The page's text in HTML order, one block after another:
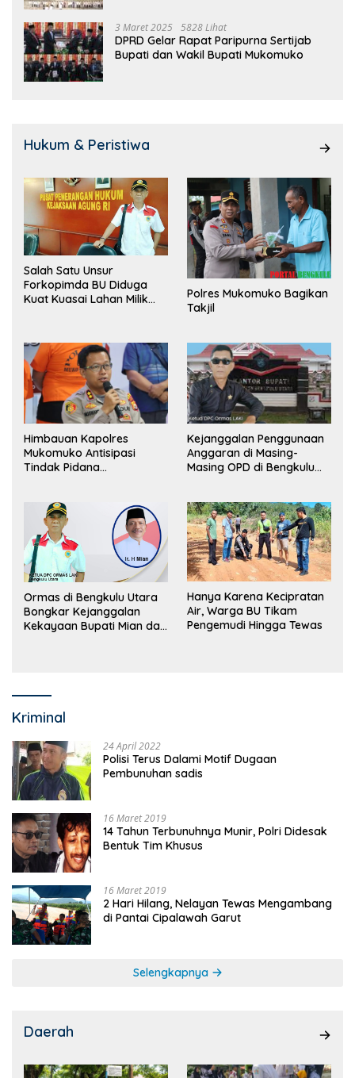
3 Maret 2025 5828 Lihat
DPRD Gelar Rapat Paripurna Sertijab
Bupati dan Wakil Bupati Mukomuko
Hukum & Peristiwa
Salah Satu Unsur
Forkopimda BU Diduga
Kuat Kuasai Lahan Milik
Polres Mukomuko Bagikan
Takjil
Himbauan Kapolres
Mukomuko Antisipasi
Tindak Pidana
Kejanggalan Penggunaan
Anggaran di Masing-
Masing OPD di Bengkulu
Ormas di Bengkulu Utara
Bongkar Kejanggalan
Kekayaan Bupati Mian dan
Hanya Karena Kecipratan
Air, Warga BU Tikam
Pengemudi Hingga Tewas
Kriminal
24 April 2022
Polisi Terus Dalami Motif Dugaan
Pembunuhan sadis
16 Maret 2019
14 Tahun Terbunuhnya Munir, Polri Didesak
Bentuk Tim Khusus
16 Maret 2019
2 Hari Hilang, Nelayan Tewas Mengambang
di Pantai Cipalawah Garut
Selengkapnya
Daerah